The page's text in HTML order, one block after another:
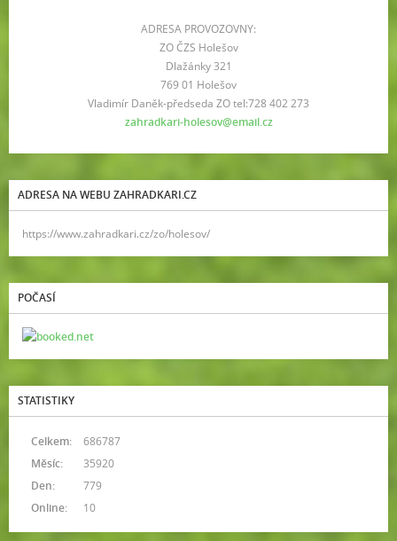
ADRESA PROVOZOVNY:
ZO ČZS Holešov
Dlažánky 321
769 01 Holešov
Vladimír Daněk-předseda ZO tel:728 402 273
zahradkari-holesov@email.cz
ADRESA NA WEBU ZAHRADKARI.CZ
https://www.zahradkari.cz/zo/holesov/
POČASÍ
STATISTIKY
Online: 10
Celkem:
686787
Měsíc:
35920
Den:
779